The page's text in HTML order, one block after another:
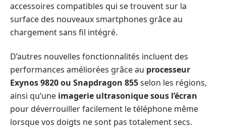
accessoires compatibles qui se trouvent sur la
surface des nouveaux smartphones grâce au
chargement sans fil intégré.
D’autres nouvelles fonctionnalités incluent des
performances améliorées grâce au processeur
Exynos 9820 ou Snapdragon 855selon les régions,
ainsi qu’une imagerie ultrasonique sous l’écran
pour déverrouiller facilement le téléphone même
lorsque vos doigts ne sont pas totalement secs.